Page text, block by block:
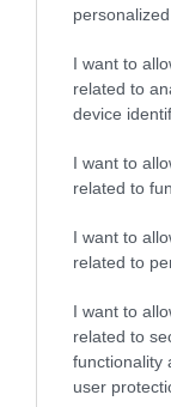
I want to
related to
device
I want to
related to
I want to
related to
I want to
related to
functionality
user
Συνταγματική